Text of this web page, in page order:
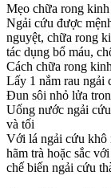
Mẹo chữa rong
Ngải cứu được
nguyệt, chữa rong
tác dụng bổ máu,
Cách chữa rong
Lấy 1 nắm rau ngải
Đun sôi nhỏ lửa
Uống nước ngải
và tối
Với lá ngải cứu khô
hãm trà hoặc sắc
chế biến ngải cứu